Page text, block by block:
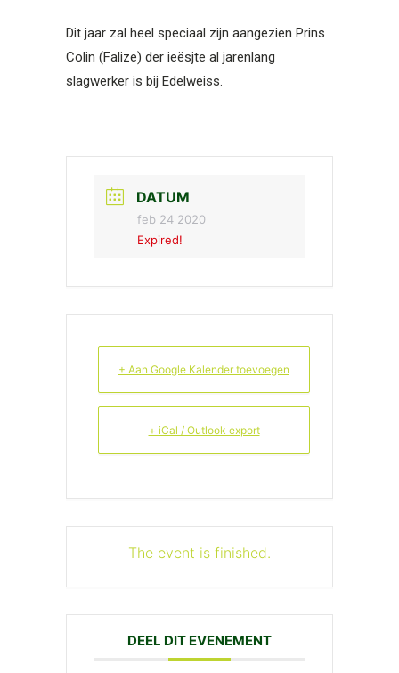
Dit jaar zal heel speciaal zijn aangezien Prins
Colin (Falize) der ieësjte al jarenlang
slagwerker is bij Edelweiss.
DATUM
feb 24 2020
Expired!
+ Aan Google Kalender toevoegen
+ iCal / Outlook export
The event is finished.
DEEL DIT EVENEMENT